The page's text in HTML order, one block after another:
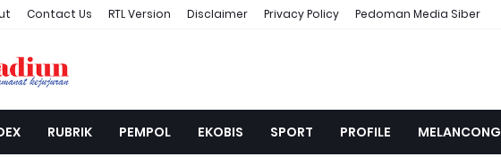
Contact Us RTL Version Disclaimer Privacy Policy Pedoman Media Siber
RUBRIK PEMPOL EKOBIS SPORT PROFILE MELANCONG